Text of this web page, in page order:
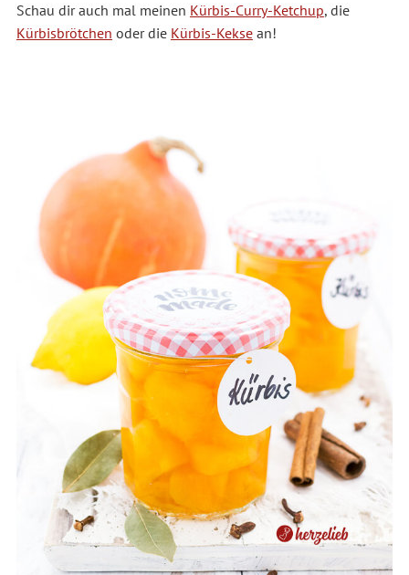
Schau dir auch mal meinen Kürbis-Curry-Ketchup, die
Kürbisbrötchen oder die Kürbis-Keksean!